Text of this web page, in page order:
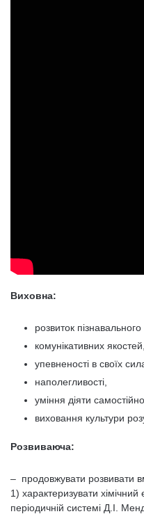
Виховна:
розвиток пізнавального
комунікативних якостей,
упевненості в своїх
наполегливості,
уміння діяти самостійно,
виховання культури
Розвиваюча:
– продовжувати розвивати
1) характеризувати
періодичній системі Д.І.